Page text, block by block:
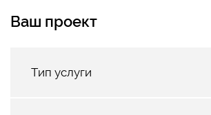
Ваш проект
Тип услуги